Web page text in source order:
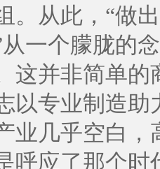
。从此，“做
一个朦胧的
这并非简单
以专业制造
业几乎空白
呼应了那个